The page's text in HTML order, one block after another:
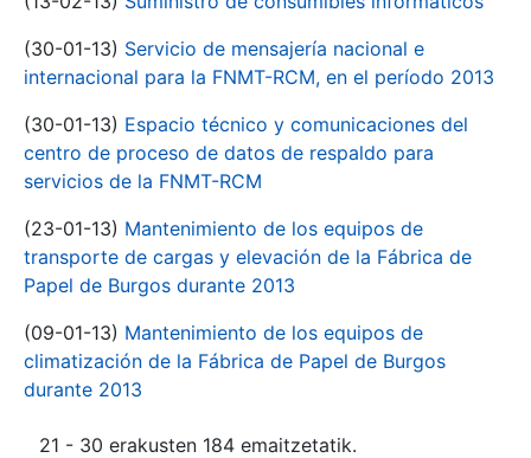
(30-01-13) Servicio de mensajería nacional e
internacional para la FNMT-RCM, en el período 2013
(30-01-13) Espacio técnico y comunicaciones del
centro de proceso de datos de respaldo para
servicios de la FNMT-RCM
(23-01-13) Mantenimiento de los equipos de
transporte de cargas y elevación de la Fábrica de
Papel de Burgos durante 2013
(09-01-13) Mantenimiento de los equipos de
climatización de la Fábrica de Papel de Burgos
durante 2013
21 - 30 erakusten 184 emaitzetatik.